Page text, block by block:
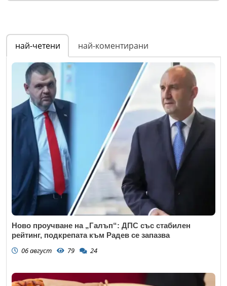
най-четени най-коментирани
Ново проучване на „Галъп“: ДПС със стабилен
рейтинг, подкрепата към Радев се запазва
06 август 79 24